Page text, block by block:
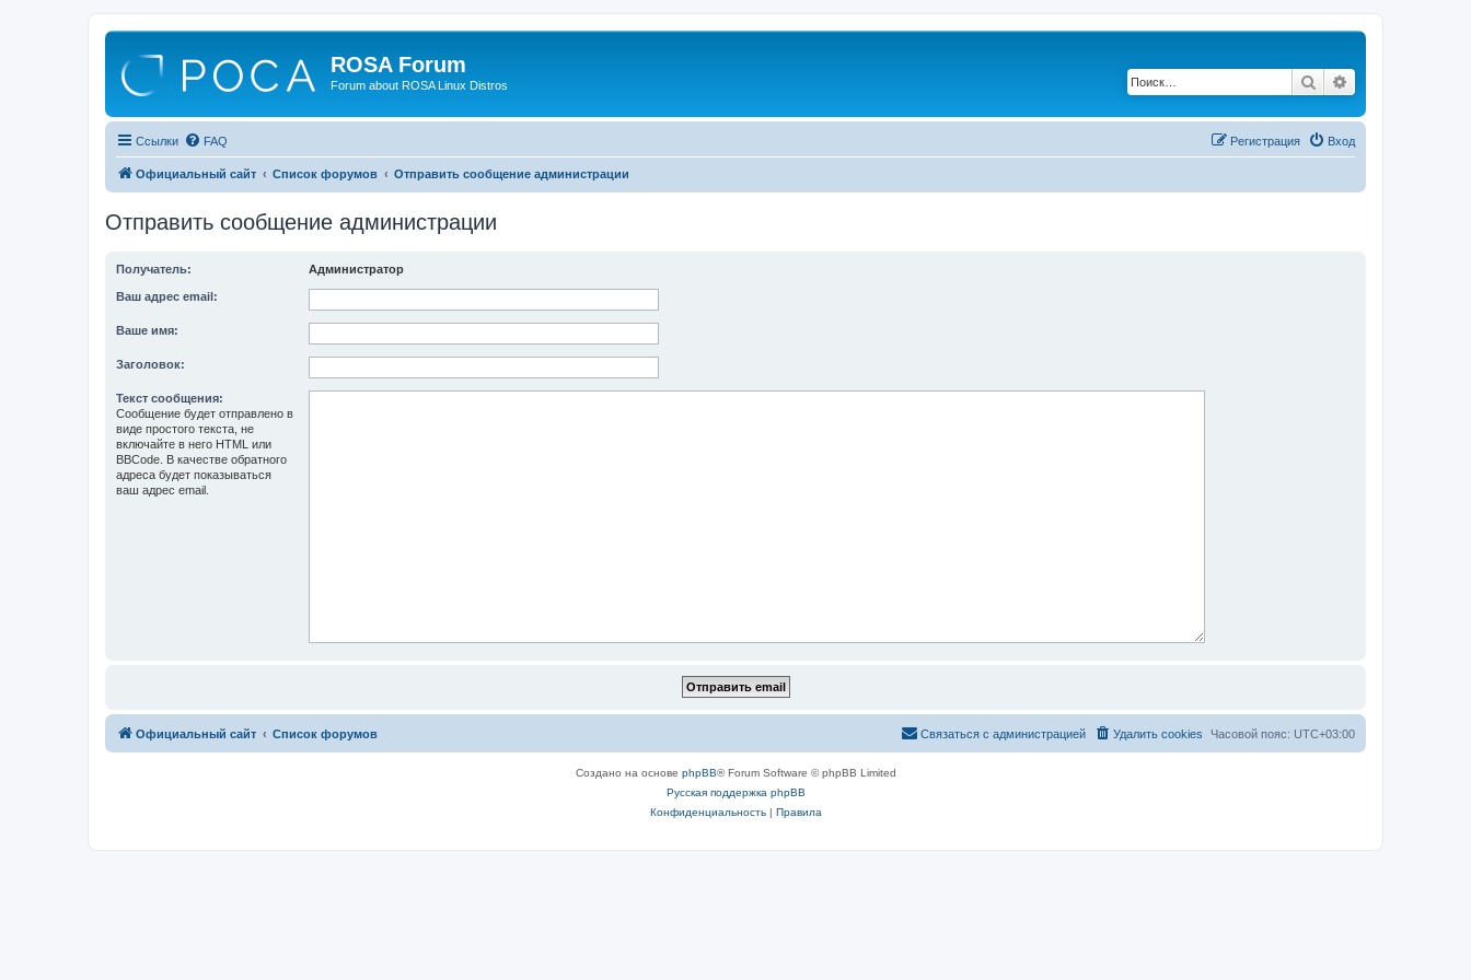
ROSA Forum
Forum about ROSA Linux Distros Поиск
Ссылки FAQ Вход
Регистрация
Официальный сайт Список форумов Отправить сообщение администрации
Отправить сообщение администрации
Получатель: Администратор
Ваш адрес email:
Ваше имя:
Заголовок:
Текст сообщения:
Сообщение будет отправлено в
виде простого текста, не
включайте в него HTML или
BBCode. В качестве обратного
адреса будет показываться
ваш адрес email.
Официальный сайт Список форумов Часовой пояс: UTC+03:00
Удалить cookies
Связаться с администрацией
Создано на основе phpBB® Forum Software © phpBB Limited
Русская поддержка phpBB
Конфиденциальность| Правила